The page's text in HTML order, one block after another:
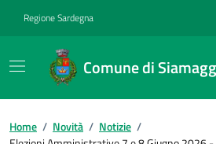
Regione Sardegna
Comune di
Home / Novità / Notizie /